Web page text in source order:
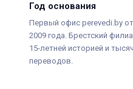
Год основания
Первый офис perevedi.by
2009 года. Брестский
15-летней историей и
переводов.